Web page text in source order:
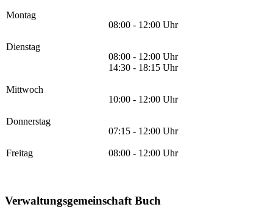
Montag
08:00 - 12:00 Uhr
Dienstag
08:00 - 12:00 Uhr
14:30 - 18:15 Uhr
Mittwoch
10:00 - 12:00 Uhr
Donnerstag
07:15 - 12:00 Uhr
Freitag 08:00 - 12:00 Uhr
Verwaltungsgemeinschaft Buch